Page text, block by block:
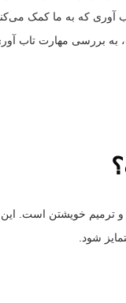
که به ما کمک
به بررسی مهارت تاب‌
خویشتن است. این
شود.